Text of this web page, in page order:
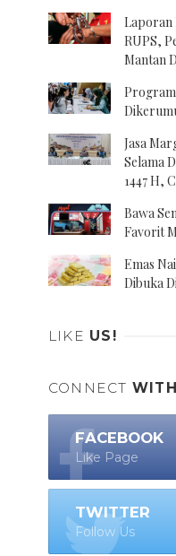
Laporan
RUPS,
Mantan
Jasa
Selama
1447 H,
Bawa
Favorit
Emas
Dibuka
LIKE US!
CONNECT
FACEBOOK
Like Page
TWITTER
Follow Us